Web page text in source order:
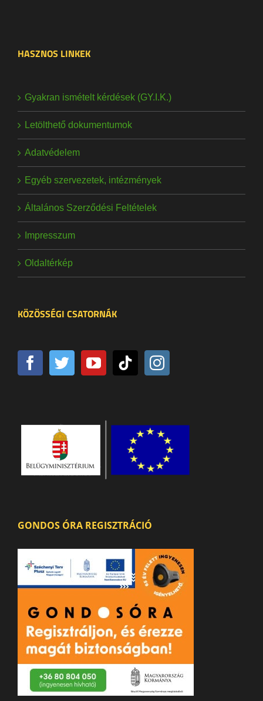
HASZNOS LINKEK
Gyakran ismételt kérdések (GY.I.K.)
Letölthető dokumentumok
Adatvédelem
Egyéb szervezetek, intézmények
Általános Szerződési Feltételek
Impresszum
Oldaltérkép
KÖZÖSSÉGI CSATORNÁK
GONDOS ÓRA REGISZTRÁCIÓ